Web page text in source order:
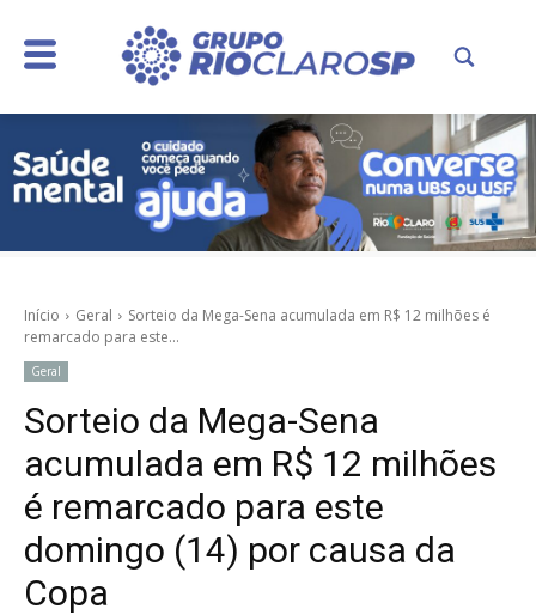
Início Geral
Sorteio da Mega-Sena acumulada em R$ 12 milhões é
remarcado para este...
Geral
Sorteio da Mega-Sena
acumulada em R$ 12 milhões
é remarcado para este
domingo (14) por causa da
Copa